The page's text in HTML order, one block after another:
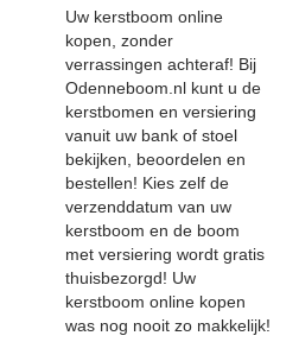
Uw kerstboom online
kopen, zonder
verrassingen achteraf! Bij
Odenneboom.nl kunt u de
kerstbomen en versiering
vanuit uw bank of stoel
bekijken, beoordelen en
bestellen! Kies zelf de
verzenddatum van uw
kerstboom en de boom
met versiering wordt gratis
thuisbezorgd! Uw
kerstboom online kopen
was nog nooit zo makkelijk!